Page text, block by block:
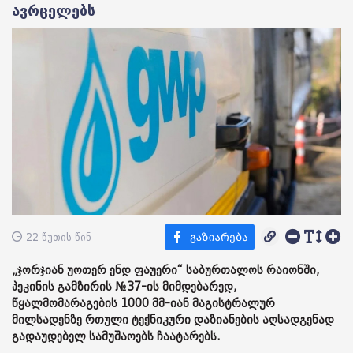
ავრცელებს
22 წუთის წინ
„ჯორჯიან უოთერ ენდ ფაუერი“ საბურთალოს რაიონში,
პეკინის გამზირის №37-ის მიმდებარედ,
წყალმომარაგების 1000 მმ-იან მაგისტრალურ
მილსადენზე რთული ტექნიკური დაზიანების აღსადგენად
გადაუდებელ სამუშაოებს ჩაატარებს.